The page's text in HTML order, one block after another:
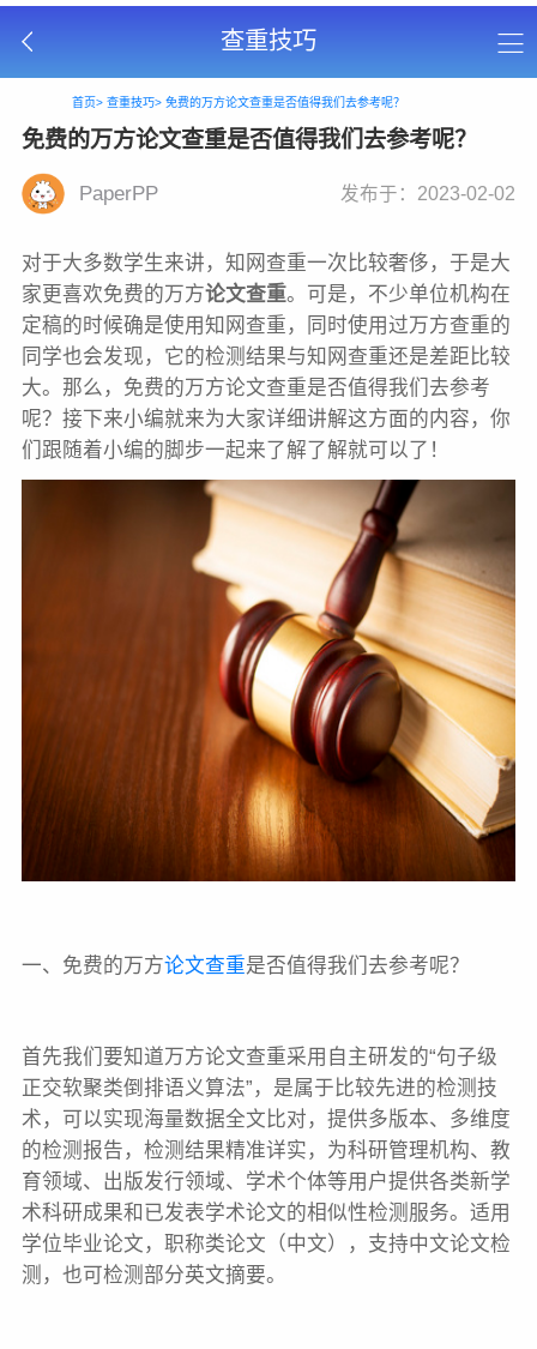
查重技巧
首页> 查重技巧> 免费的万方论文查重是否值得我们去参考呢？
免费的万方论文查重是否值得我们去参考呢？
PaperPP 发布于：2023-02-02
对于大多数学生来讲，知网查重一次比较奢侈，于是大
家更喜欢免费的万方论文查重。可是，不少单位机构在
定稿的时候确是使用知网查重，同时使用过万方查重的
同学也会发现，它的检测结果与知网查重还是差距比较
大。那么，免费的万方论文查重是否值得我们去参考
呢？接下来小编就来为大家详细讲解这方面的内容，你
们跟随着小编的脚步一起来了解了解就可以了！
一、免费的万方论文查重是否值得我们去参考呢？
首先我们要知道万方论文查重采用自主研发的“句子级
正交软聚类倒排语义算法”，是属于比较先进的检测技
术，可以实现海量数据全文比对，提供多版本、多维度
的检测报告，检测结果精准详实，为科研管理机构、教
育领域、出版发行领域、学术个体等用户提供各类新学
术科研成果和已发表学术论文的相似性检测服务。适用
学位毕业论文，职称类论文（中文），支持中文论文检
测，也可检测部分英文摘要。